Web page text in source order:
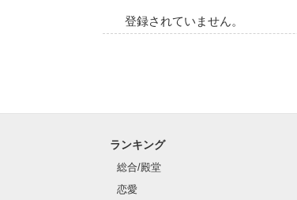
登録されていません。
ランキング
総合/殿堂
恋愛